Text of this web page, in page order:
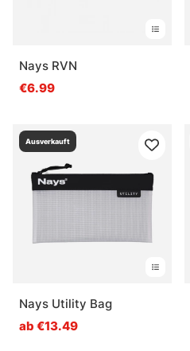
Nays RVN
€6.99
Ausverkauft
Nays Utility Bag
ab €13.49